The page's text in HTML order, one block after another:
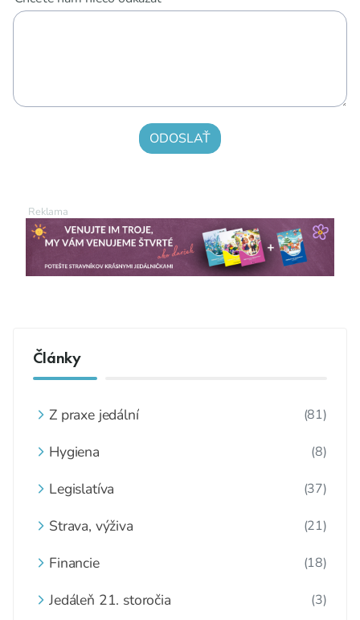
ODOSLAŤ
Články
Z praxe jedální (81)
Hygiena (8)
Legislatíva (37)
Strava, výživa (21)
Financie (18)
Jedáleň 21. storočia (3)